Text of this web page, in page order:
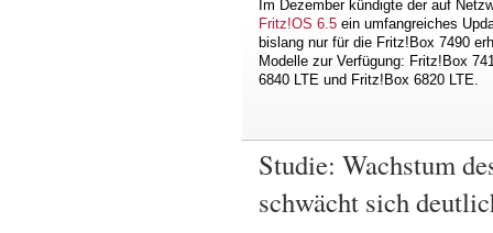
Im Dezember kündigte der auf
Fritz!OS 6.5 ein umfangreiches
bislang nur für die Fritz!Box 7490
Modelle zur Verfügung: Fritz!Box
6840 LTE und Fritz!Box 6820 LTE.
Studie: Wachstum
schwächt sich